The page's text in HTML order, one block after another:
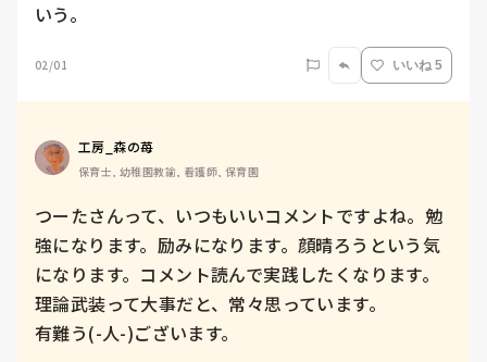
いう。
02/01 いいね 5
工房_森の苺
保育士, 幼稚園教諭, 看護師, 保育園
つーたさんって、いつもいいコメントですよね。勉
強になります。励みになります。顔晴ろうという気
になります。コメント読んで実践したくなります。
理論武装って大事だと、常々思っています。
有難う(-人-)ございます。